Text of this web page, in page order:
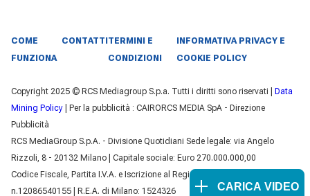
COME
FUNZIONA
CONTATTI TERMINI E
CONDIZIONI
INFORMATIVA PRIVACY E
COOKIE POLICY
Copyright 2025 © RCS Mediagroup S.p.a. Tutti i diritti sono riservati |
Data
Mining Policy | Per la pubblicità : CAIRORCS MEDIA SpA - Direzione
Pubblicità
RCS MediaGroup S.p.A. - Divisione Quotidiani Sede legale: via Angelo
Rizzoli, 8 - 20132 Milano | Capitale sociale: Euro 270.000.000,00
Codice Fiscale, Partita I.V.A. e Iscrizione al Registro delle Imprese di Milano
n.12086540155 | R.E.A. di Milano: 1524326
CARICA VIDEO